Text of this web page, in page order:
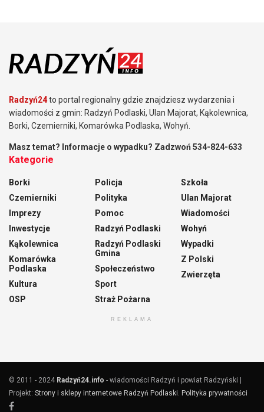
Radzyń24to portal regionalny gdzie znajdziesz wydarzenia i
wiadomości z gmin: Radzyń Podlaski, Ulan Majorat, Kąkolewnica,
Borki, Czemierniki, Komarówka Podlaska, Wohyń.
Masz temat? Informacje o wypadku? Zadzwoń 534-824-633
Kategorie
Borki
Czemierniki
Imprezy
Inwestycje
Kąkolewnica
Komarówka
Podlaska
Kultura
OSP
Policja
Polityka
Pomoc
Radzyń Podlaski
Radzyń Podlaski
Gmina
Społeczeństwo
Sport
Straż Pożarna
Szkoła
Ulan Majorat
Wiadomości
Wohyń
Wypadki
Z Polski
Zwierzęta
REKLAMA
© 2011 - 2024 Radzyń24.info - wiadomości Radzyń i powiat Radzyński |
Projekt: Strony i sklepy internetowe Radzyń Podlaski Polityka prywatności